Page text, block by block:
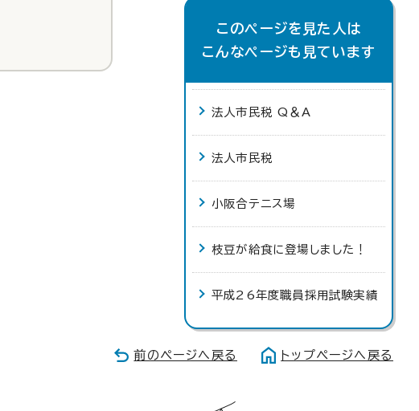
このページを見た人は
こんなページも見ています
法人市民税 Q＆A
法人市民税
小阪合テニス場
枝豆が給食に登場しました！
平成26年度職員採用試験実績
前のページへ戻る トップページへ戻る